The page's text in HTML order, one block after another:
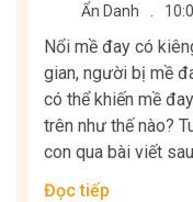
Ẩn Danh
Nổi mề đay có
gian, người bị mề
có thể khiến mề
trên như thế nào?
con qua bài viết
Đọc tiếp